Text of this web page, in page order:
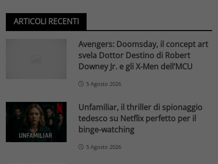
ARTICOLI RECENTI
Avengers: Doomsday, il concept art
svela Dottor Destino di Robert
Downey Jr. e gli X-Men dell’MCU
5 Agosto 2026
Unfamiliar, il thriller di spionaggio
tedesco su Netflix perfetto per il
binge-watching
5 Agosto 2026